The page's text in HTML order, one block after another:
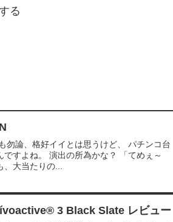
る
勿論、格好イイとは思うけど、 パチンコ台
すよね。 演出の所為かな？ 「てめぇ～
大当たりの...
3 Black Slate レビュー